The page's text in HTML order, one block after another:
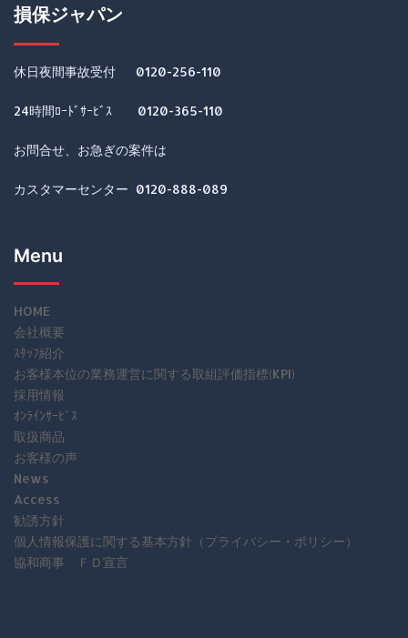
損保ジャパン
休日夜間事故受付 0120-256-110
24時間ﾛｰﾄﾞｻｰﾋﾞｽ 0120-365-110
お問合せ、お急ぎの案件は
カスタマーセンター 0120-888-089
Menu
HOME
会社概要
ｽﾀｯﾌ紹介
お客様本位の業務運営に関する取組評価指標(KPI)
採用情報
ｵﾝﾗｲﾝｻｰﾋﾞｽ
取扱商品
お客様の声
News
Access
勧誘方針
個人情報保護に関する基本方針（プライバシー・ポリシー）
協和商事 ＦＤ宣言